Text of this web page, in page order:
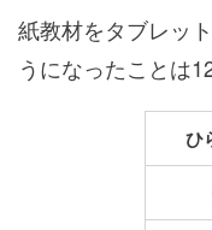
紙教材をタブレッ
うになったことは
ひ